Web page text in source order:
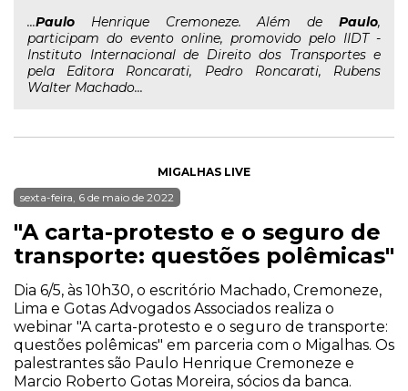
...Paulo Henrique Cremoneze. Além de Paulo,
participam do evento online, promovido pelo IIDT -
Instituto Internacional de Direito dos Transportes e
pela Editora Roncarati, Pedro Roncarati, Rubens
Walter Machado...
MIGALHAS LIVE
sexta-feira, 6 de maio de 2022
"A carta-protesto e o seguro de
transporte: questões polêmicas"
Dia 6/5, às 10h30, o escritório Machado, Cremoneze,
Lima e Gotas Advogados Associados realiza o
webinar "A carta-protesto e o seguro de transporte:
questões polêmicas" em parceria com o Migalhas. Os
palestrantes são Paulo Henrique Cremoneze e
Marcio Roberto Gotas Moreira, sócios da banca.